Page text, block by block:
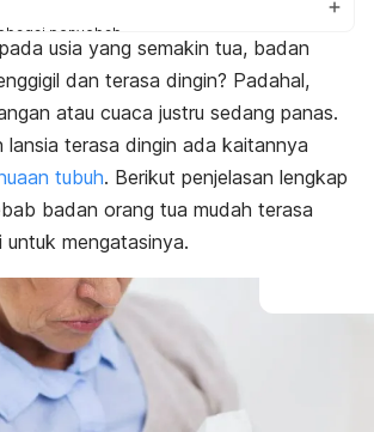
penyebab
usia yang semakin tua, badan
dan terasa dingin? Padahal,
atau cuaca justru sedang panas.
lansia terasa dingin ada kaitannya
tubuh. Berikut penjelasan lengkap
badan orang tua mudah terasa
untuk mengatasinya.